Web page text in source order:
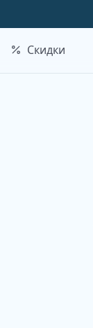
Скидки